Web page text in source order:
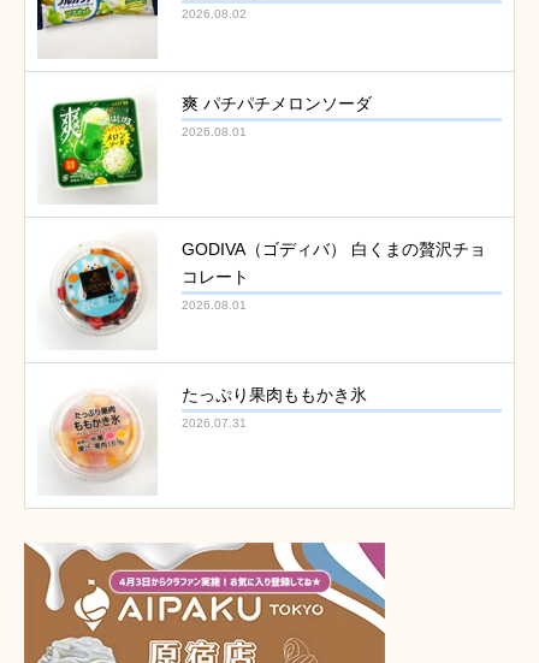
2026.08.02
爽 パチパチメロンソーダ
2026.08.01
GODIVA（ゴディバ） 白くまの贅沢チョ
コレート
2026.08.01
たっぷり果肉ももかき氷
2026.07.31